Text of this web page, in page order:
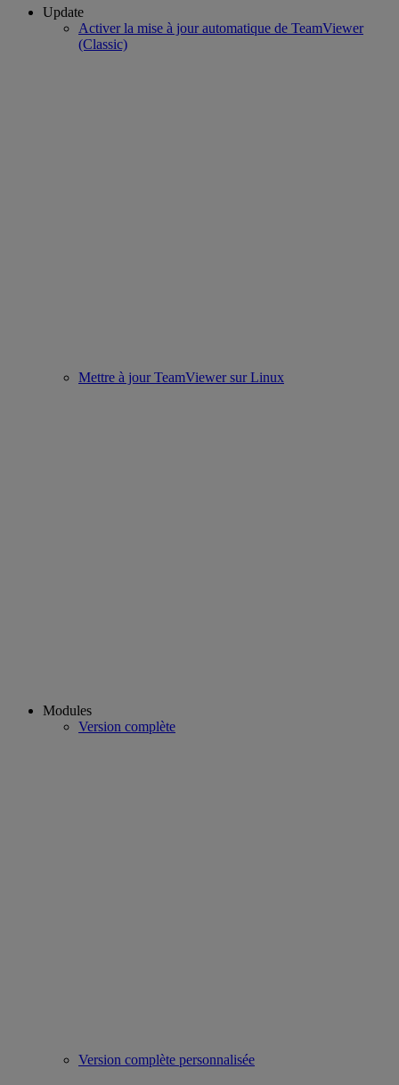
Update
Activer la mise à jour automatique de TeamViewer
(Classic)
Mettre à jour TeamViewer sur Linux
Modules
Version complète
Version complète personnalisée